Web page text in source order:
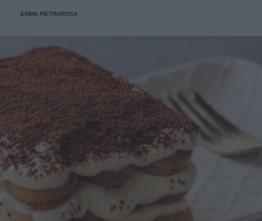
EMMA PIETRAROSA